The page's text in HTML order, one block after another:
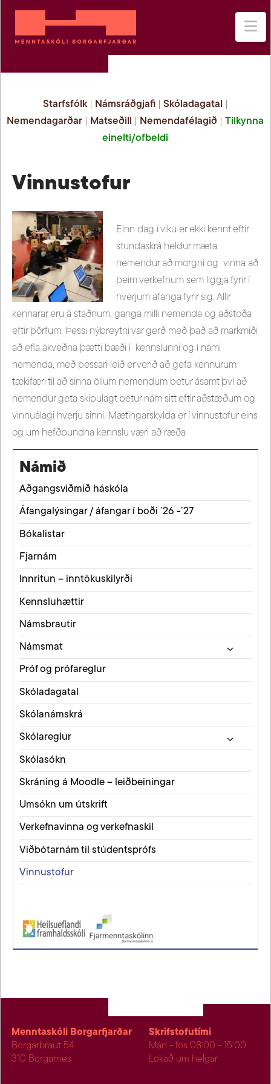
Starfsfólk| Námsráðgjafi| Skóladagatal
Nemendagarðar
Matseðill Nemendafélagið |Tilkynna
einelti/ofbeldi
Vinnustofur
Einn dag í viku er ekki kennt eftir
stundaskrá heldur mæta
nemendur að morgni og vinna að
þeim verkefnum sem liggja fyrir í
hverjum áfanga fyrir sig. Allir
kennarar eru á staðnum, ganga milli nemenda og aðstoða
eftir þörfum. Þessi nýbreytni var gerð með það að markmiði
að efla ákveðna þætti bæði í kennslunni og í námi
nemenda, með þessari leið er verið að gefa kennurum
tækifæri til að sinna öllum nemendum betur ásamt því að
nemendur geta skipulagt betur nám sitt eftir aðstæðum og
vinnuálagi hverju sinni. Mætingarskylda er í vinnustofur eins
og um hefðbundna kennslu væri að ræða
Námið
Aðgangsviðmið háskóla
Áfangalýsingar / áfangar í boði ´26 -´27
Bókalistar
Fjarnám
Innritun – inntökuskilyrði
Kennsluhættir
Námsbrautir
Námsmat
Próf og prófareglur
Skóladagatal
Skólanámskrá
Skólareglur
Skólasókn
Skráning á Moodle – leiðbeiningar
Umsókn um útskrift
Verkefnavinna og verkefnaskil
Viðbótarnám til stúdentsprófs
Vinnustofur
Menntaskóli Borgarfjarðar
Borgarbraut 54
310 Borgarnes
Skrifstofutími
Mán - fös 08:00 - 15:00
Lokað um helgar